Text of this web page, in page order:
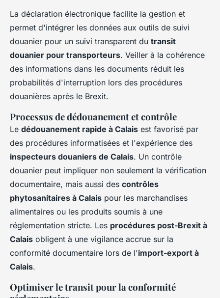
La déclaration électronique facilite la gestion et
permet d'intégrer les données aux outils de suivi
douanier pour un suivi transparent du transit
douanier pour transporteurs. Veiller à la cohérence
des informations dans les documents réduit les
probabilités d'interruption lors des procédures
douanières après le Brexit.
Processus de dédouanement et contrôle
Le dédouanement rapide à Calais est favorisé par
des procédures informatisées et l'expérience des
inspecteurs douaniers de Calais. Un contrôle
douanier peut impliquer non seulement la vérification
documentaire, mais aussi des contrôles
phytosanitaires à Calais pour les marchandises
alimentaires ou les produits soumis à une
réglementation stricte. Les procédures post-Brexit à
Calais obligent à une vigilance accrue sur la
conformité documentaire lors de l'import-export à
Calais.
Optimiser le transit pour la conformité